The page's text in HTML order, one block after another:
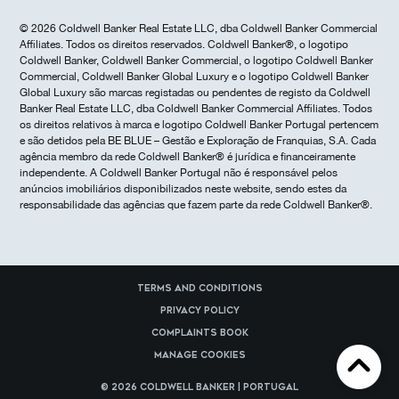
© 2026 Coldwell Banker Real Estate LLC, dba Coldwell Banker Commercial
Affiliates. Todos os direitos reservados. Coldwell Banker®, o logotipo
Coldwell Banker, Coldwell Banker Commercial, o logotipo Coldwell Banker
Commercial, Coldwell Banker Global Luxury e o logotipo Coldwell Banker
Global Luxury são marcas registadas ou pendentes de registo da Coldwell
Banker Real Estate LLC, dba Coldwell Banker Commercial Affiliates. Todos
os direitos relativos à marca e logotipo Coldwell Banker Portugal pertencem
e são detidos pela BE BLUE – Gestão e Exploração de Franquias, S.A. Cada
agência membro da rede Coldwell Banker® é jurídica e financeiramente
independente. A Coldwell Banker Portugal não é responsável pelos
anúncios imobiliários disponibilizados neste website, sendo estes da
responsabilidade das agências que fazem parte da rede Coldwell Banker®.
Terms and Conditions
Privacy Policy
Complaints Book
Manage cookies
© 2026 Coldwell Banker | Portugal